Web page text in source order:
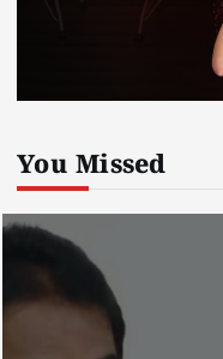
You Missed